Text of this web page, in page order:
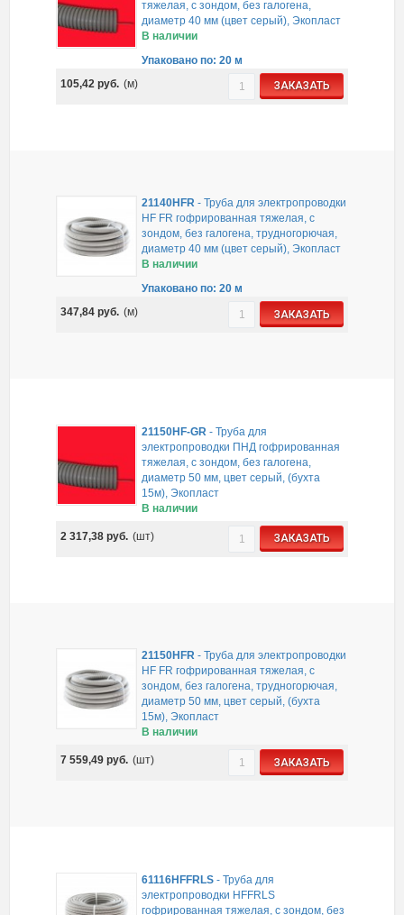
тяжелая, с зондом, без галогена,
диаметр 40 мм (цвет серый), Экопласт
В наличии
Упаковано по: 20 м
105,42 руб. (м) ЗАКАЗАТЬ
21140HFR- Труба для электропроводки
HF FR гофрированная тяжелая, с
зондом, без галогена, трудногорючая,
диаметр 40 мм (цвет серый), Экопласт
В наличии
Упаковано по: 20 м
347,84 руб. (м) ЗАКАЗАТЬ
21150HF-GR - Труба для
электропроводки ПНД гофрированная
тяжелая, с зондом, без галогена,
диаметр 50 мм, цвет серый, (бухта
15м), Экопласт
В наличии
2 317,38 руб. (шт) ЗАКАЗАТЬ
21150HFR- Труба для электропроводки
HF FR гофрированная тяжелая, с
зондом, без галогена, трудногорючая,
диаметр 50 мм, цвет серый, (бухта
15м), Экопласт
В наличии
7 559,49 руб. (шт) ЗАКАЗАТЬ
61116HFFRLS- Труба для
электропроводки HFFRLS
гофрированная тяжелая, с зондом, без